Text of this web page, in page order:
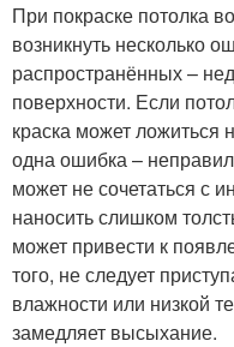
При покраске потолка
возникнуть несколько
распространённых –
поверхности. Если
краска может ложиться
одна ошибка –
может не сочетаться с
наносить слишком
может привести к
того, не следует
влажности или низкой
замедляет высыхание.